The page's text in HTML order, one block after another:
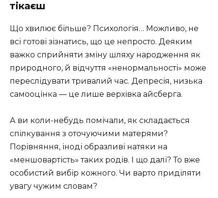
тікаєш
Що хвилює більше? Психологія… Можливо, не
всі готові зізнатись, що це непросто. Деяким
важко сприйняти зміну шляху народження як
природного, й відчуття «ненормальності» може
переслідувати тривалий час. Депресія, низька
самооцінка — це лише верхівка айсберга.
А ви коли-небудь помічали, як складається
спілкування з оточуючими матерями?
Порівняння, іноді образливі натяки на
«меншовартість» таких родів. І що далі? То вже
особистий вибір кожного. Чи варто приділяти
увагу чужим словам?